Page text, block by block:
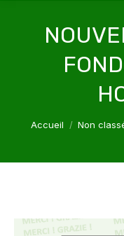
Vous êtes ici :
Accueil Non